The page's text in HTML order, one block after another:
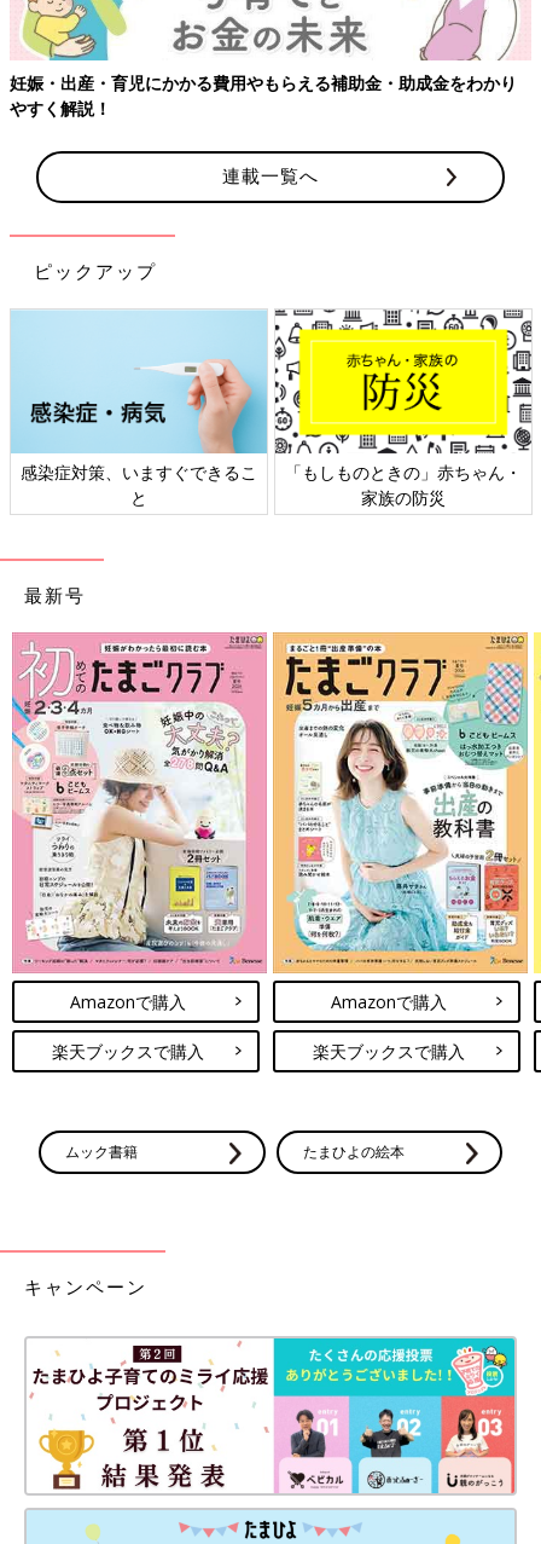
妊娠・出産・育児にかかる費用やもらえる補助金・助成金をわかり
やすく解説！
連載一覧へ
ピックアップ
感染症対策、いますぐできるこ
と
「もしものときの」赤ちゃん・
家族の防災
最新号
Amazonで購入
楽天ブックスで購入
Amazonで購入
楽天ブックスで購入
ムック書籍 たまひよの絵本
キャンペーン